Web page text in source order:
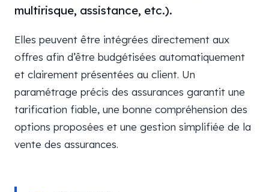
multirisque, assistance, etc.).
Elles peuvent être intégrées directement aux
offres afin d’être budgétisées automatiquement
et clairement présentées au client. Un
paramétrage précis des assurances garantit une
tarification fiable, une bonne compréhension des
options proposées et une gestion simplifiée de la
vente des assurances.